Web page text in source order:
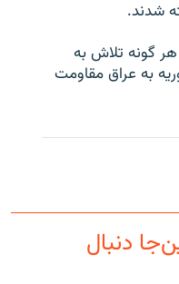
آزاد
شدند.
هر گونه تلاش به
به عراق مقاومت
دنبال